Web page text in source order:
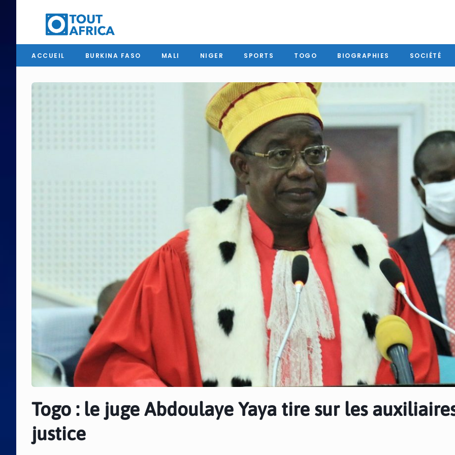
ACCUEIL BURKINA FASO MALI NIGER SPORTS TOGO BIOGRAPHIES SOCIÉTÉ
Togo : le juge Abdoulaye Yaya tire sur les
justice